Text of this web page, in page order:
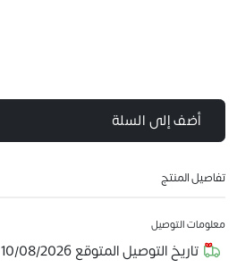
أضف إلى السلة
تفاصيل المنتج
معلومات التوصيل
تاريخ التوصيل المتوقع10/08/2026